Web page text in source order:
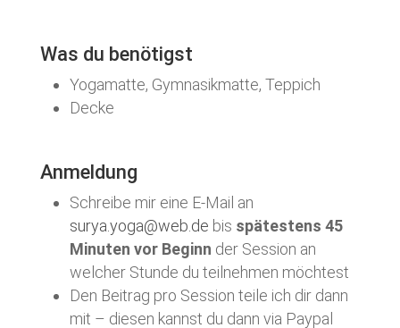
Was du benötigst
Yogamatte, Gymnasikmatte, Teppich
Decke
Anmeldung
Schreibe mir eine E-Mail an
surya.yoga@web.de bis spätestens 45
Minuten vor Beginn der Session an
welcher Stunde du teilnehmen möchtest
Den Beitrag pro Session teile ich dir dann
mit – diesen kannst du dann via Paypal